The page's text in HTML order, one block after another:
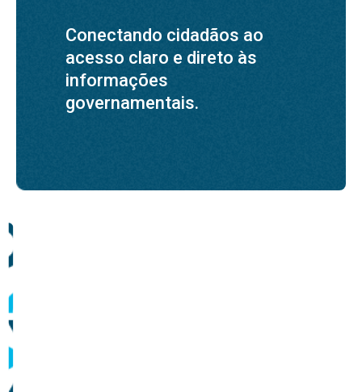
Conectando cidadãos ao
acesso claro e direto às
informações
governamentais.